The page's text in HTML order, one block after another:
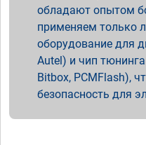
обладают опытом
применяем только
оборудование для
Autel) и чип
Bitbox, PCMFlash),
безопасность для